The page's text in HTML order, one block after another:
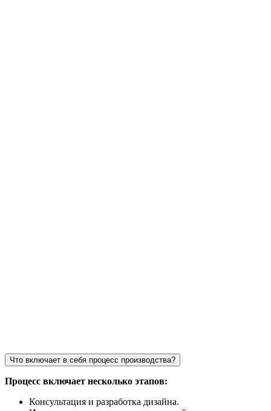
Что включает в себя процесс производства?
Процесс включает несколько этапов:
Консультация и разработка дизайна.